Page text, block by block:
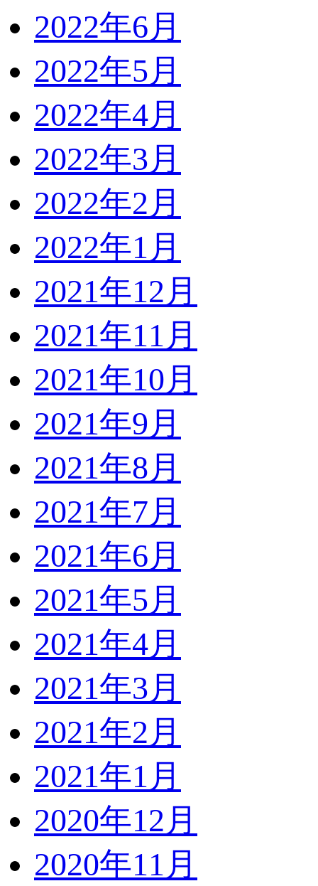
2022年6月
2022年5月
2022年4月
2022年3月
2022年2月
2022年1月
2021年12月
2021年11月
2021年10月
2021年9月
2021年8月
2021年7月
2021年6月
2021年5月
2021年4月
2021年3月
2021年2月
2021年1月
2020年12月
2020年11月